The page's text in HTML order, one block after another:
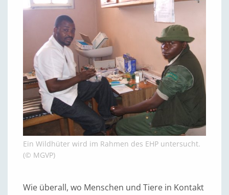
Ein Wildhüter wird im Rahmen des EHP untersucht.
(© MGVP)
Wie überall, wo Menschen und Tiere in Kontakt